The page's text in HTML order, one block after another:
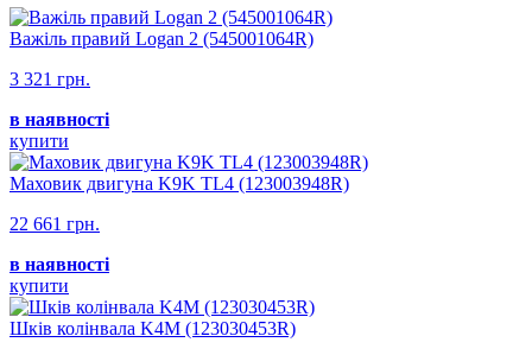
Важіль правий Logan 2 (545001064R)
3 321 грн.
в наявності
купити
Маховик двигуна K9K TL4 (123003948R)
22 661 грн.
в наявності
купити
Шків колінвала K4M (123030453R)